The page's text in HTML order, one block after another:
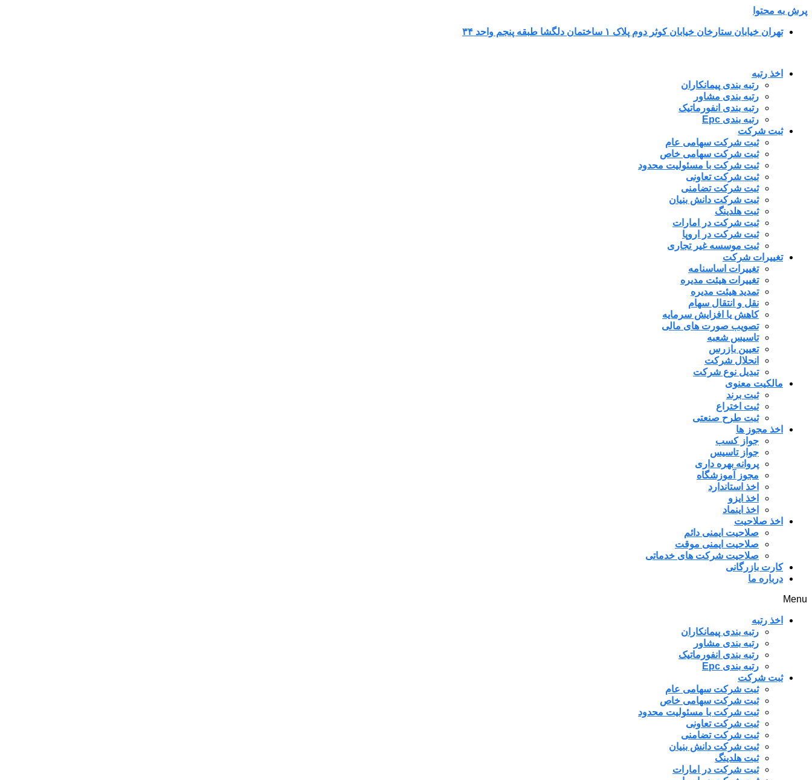
پرش به محتوا
تهران خیابان ستارخان خیابان کوثر دوم پلاک ۱ ساختمان دلگشا طبقه پنجم واحد ۳۴
اخذ رتبه
رتبه بندی پیمانکاران
رتبه بندی مشاور
رتبه بندی انفورماتیک
رتبه بندی Epc
ثبت شرکت
ثبت شرکت سهامی عام
ثبت شرکت سهامی خاص
ثبت شرکت با مسئولیت محدود
ثبت شرکت تعاونی
ثبت شرکت تضامنی
ثبت شرکت دانش بنیان
ثبت هلدینگ
ثبت شرکت در امارات
ثبت شرکت در اروپا
ثبت موسسه غیر تجاری
تغییرات شرکت
تغییرات اساسنامه
تغییرات هیئت مدیره
تمدید هیئت مدیره
نقل و انتقال سهام
کاهش یا افزایش سرمایه
تصویب صورت های مالی
تاسیس شعبه
تعیین بازرس
انحلال شرکت
تبدیل نوع شرکت
مالکیت معنوی
ثبت برند
ثبت اختراع
ثبت طرح صنعتی
اخذ مجوز ها
جواز کسب
جواز تاسیس
پروانه بهره داری
مجوز آموزشگاه
اخذ استاندارد
اخذ ایزو
اخذ اینماد
اخذ صلاحیت
صلاحیت ایمنی دائم
صلاحیت ایمنی موقت
صلاحیت شرکت های خدماتی
کارت بازرگانی
درباره ما
Menu
اخذ رتبه
رتبه بندی پیمانکاران
رتبه بندی مشاور
رتبه بندی انفورماتیک
رتبه بندی Epc
ثبت شرکت
ثبت شرکت سهامی عام
ثبت شرکت سهامی خاص
ثبت شرکت با مسئولیت محدود
ثبت شرکت تعاونی
ثبت شرکت تضامنی
ثبت شرکت دانش بنیان
ثبت هلدینگ
ثبت شرکت در امارات